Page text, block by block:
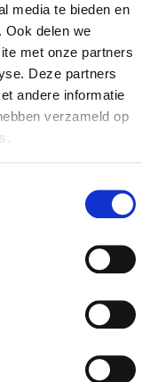
media te bieden en
Ook delen we
met onze partners
Deze partners
andere informatie
verzameld op